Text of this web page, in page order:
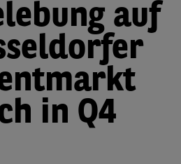
auf
in Q4